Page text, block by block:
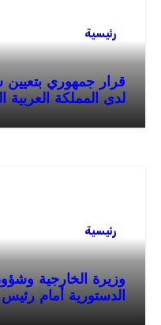
رئيسية
قرار جمهوري بتعيين
لدى المملكة العربية
رئيسية
وزيرة الخارجية
الدستورية أمام